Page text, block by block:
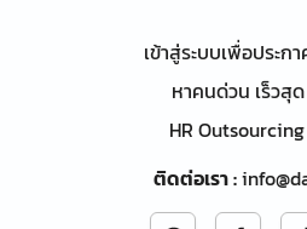
เข้าสู่ระบบเพื่อประก
หาคนด่วน เร็วสุด
HR
ติดต่อเรา: